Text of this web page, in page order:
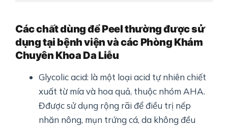
Các chất dùng để Peel thường được sử
dụng tại bệnh viện và các Phòng Khám
Chuyên Khoa Da Liễu
Glycolic acid: là một loại acid tự nhiên chiết
xuất từ mía và hoa quả, thuộc nhóm AHA.
Đđược sử dụng rộng rãi để điều trị nếp
nhăn nông, mụn trứng cá, da không đều